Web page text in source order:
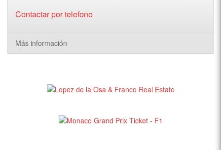
Contactar por telefono
Más información